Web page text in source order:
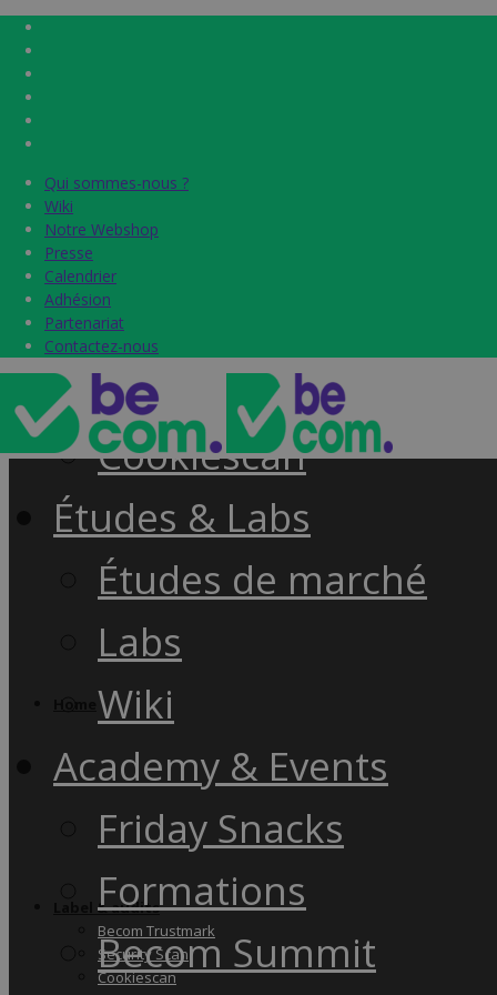
Qui sommes-nous ?
Wiki
Notre Webshop
Presse
Calendrier
Adhésion
Partenariat
Contactez-nous
Label & audits
Becom Trustmark
Security Scan
Cookiescan
Qui sommes-nous ?
Wiki
Notre Webshop
Presse
Calendrier
Adhésion
Partenariat
Contactez-nous
Home
Label & audits
Becom Trustmark
Security Scan
Cookiescan
Études & Labs
Études de marché
Labs
Wiki
Academy & Events
Friday Snacks
Formations
Becom Summit